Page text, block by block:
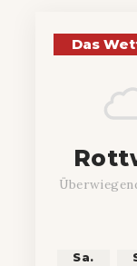
Das
Sa.